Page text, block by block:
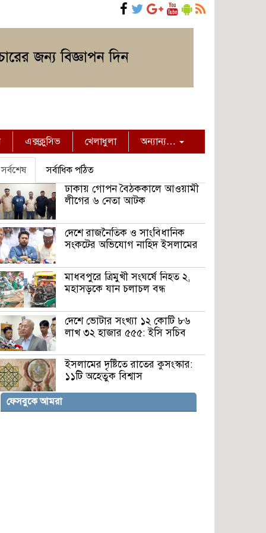
এক্সক্লুসিভ খেলাধুলা অন্যান্য…
সর্বশেষ সর্বাধিক পঠিত
ঢাকায় গোপন বৈঠককালে আওয়ামী
লীগের ৬ নেতা আটক
দেশে রাজনৈতিক ও সাংবিধানিক
সংকটের অভিযোগ নাহিদ ইসলামের
মাধবপুরে ত্রিমুখী সংঘর্ষে নিহত ২,
মহাসড়কে যান চলাচল বন্ধ
দেশে ভোটার সংখ্যা ১২ কোটি ৮৬
লাখ ৩২ হাজার ৫৫৫: ইসি সচিব
ইসলামের দৃষ্টিতে রাতের কুসংস্কার:
১১টি অহেতুক বিশ্বাস
প্রধানমন্ত্রীর সতর্কবার্তা: শান্তি-শৃঙ্খলা
ফেসবুকে আমরা